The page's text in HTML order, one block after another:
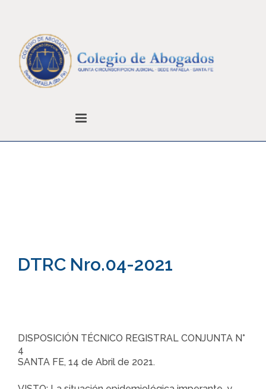
DTRC Nro.04-2021
DISPOSICIÓN TÉCNICO REGISTRAL CONJUNTA N°
4
SANTA FE, 14 de Abril de 2021.